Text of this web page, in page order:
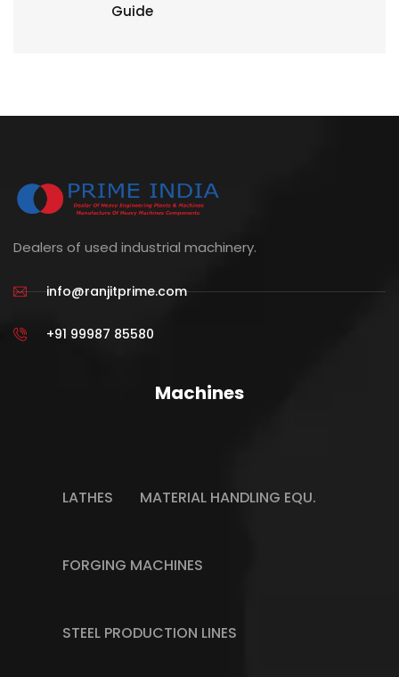
Guide
Dealers of used industrial machinery.
info@ranjitprime.com
+91 99987 85580
Machines
LATHES MATERIAL HANDLING EQU.
FORGING MACHINES
STEEL PRODUCTION LINES